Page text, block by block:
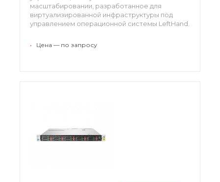
масштабировании, разработанное для
виртуализированной инфраструктуры под
управлением операционной системы LeftHand.
расширять пространство хранения до 48Тб на
• Цена — по запросу